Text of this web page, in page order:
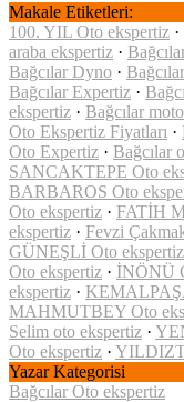
Makale Etiketleri:
100. YIL Oto ekspertiz ·
araba ekspertiz ·
Bağcılar Dyno ·
Bağcılar Expertiz ·
ekspertiz · Bağcılar
Oto Ekspertiz Fiyatları ·
Oto Expertiz · Bağcılar
SANCAKTEPE Oto
BARBAROS Oto
Oto ekspertiz · FATİH
ekspertiz · Fevzi
GÜNEŞLİ Oto ekspertiz
Oto ekspertiz · İNÖNÜ
ekspertiz ·
MAHMUTBEY Oto
Selim oto ekspertiz ·
Oto ekspertiz ·
Yazar Kategorisi
Bağcılar Oto ekspertiz